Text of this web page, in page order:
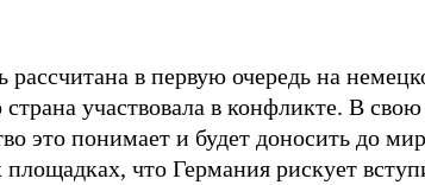
рассчитана в первую очередь на
страна участвовала в конфликте. В
это понимает и будет доносить до
что Германия рискует